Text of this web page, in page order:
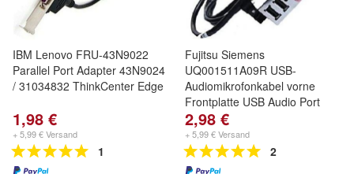
IBM Lenovo FRU-43N9022
Parallel Port Adapter 43N9024
/ 31034832 ThinkCenter Edge
1,98 €
+ 5,99 € Versand
1
Fujitsu Siemens
UQ001511A09R USB-
Audiomikrofonkabel vorne
Frontplatte USB Audio Port
2,98 €
+ 5,99 € Versand
2